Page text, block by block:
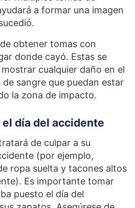
a formar una imagen
obtener tomas con
donde cayó. Estas se
cualquier daño en el
de sangre que puedan estar
la zona de impacto.
el día del accidente
de culpar a su
(por ejemplo,
ropa suelta y tacones altos
Es importante tomar
puesto el día del